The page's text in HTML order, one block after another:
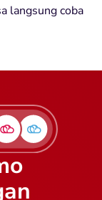
langsung coba